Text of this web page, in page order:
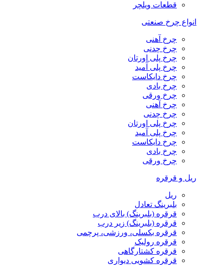
قطعات ویلچر
انواع چرخ صنعتی
چرخ آهنی
چرخ چدنی
چرخ پلی اورتان
چرخ پلی آمید
چرخ دایکاست
چرخ بادی
چرخ ورقی
چرخ آهنی
چرخ چدنی
چرخ پلی اورتان
چرخ پلی آمید
چرخ دایکاست
چرخ بادی
چرخ ورقی
ریل و قرقره
ریل
بلبرینگ تعادل
قرقره (بلبرینگ) بالای درب
قرقره (بلبرینگ) زیر درب
قرقره بکسلی، ورزشی، پرچمی
قرقره رولیک
قرقره کشتارگاهی
قرقره کشویی دیواری